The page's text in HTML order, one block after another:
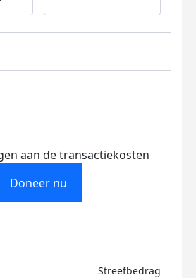
aan de transactiekosten
Doneer nu
Streefbedrag